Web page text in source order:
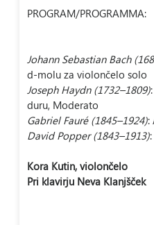
PROGRAM/PROGRAMMA:
Johann Sebastian Bach
d-molu za violončelo solo
Joseph Haydn (1732–1809)
duru, Moderato
Gabriel Fauré (1845–1924):
David Popper (1843–1913)
Kora Kutin, violončelo
Pri klavirju Neva Klanjšček